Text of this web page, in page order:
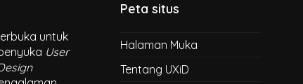
untuk
User
Peta situs
Halaman Muka
Tentang UXiD